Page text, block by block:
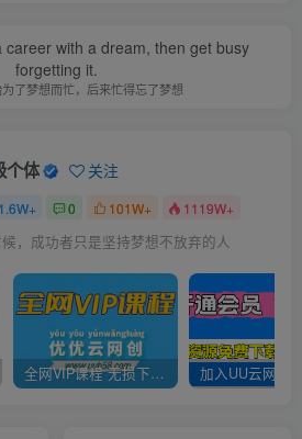
career with a dream, then get busy
forgetting it.
了梦想而忙，后来忙得忘了梦想
个体 关注
1.6W+ 0 101W+ 1119W+
，成功者只是坚持梦想不放弃的人
全网VIP课程 无损下载~